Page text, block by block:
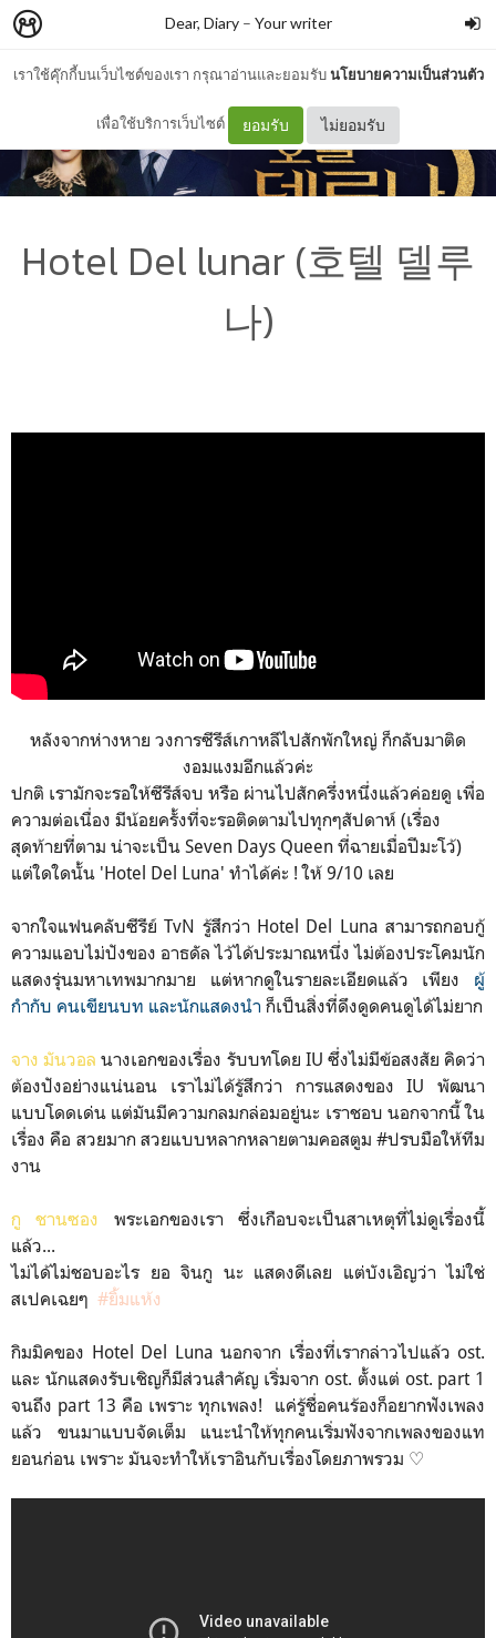
เราใช้คุ๊กกี้บนเว็บไซต์ของเรา กรุณาอ่านและยอมรับนโยบายความเป็นส่วนตัว
เพื่อใช้บริการเว็บไซต์ ยอมรับ ไม่ยอมรับ
Dear, Diary– Your writer
Hotel Del lunar (호텔 델루
나)
หลังจากห่างหาย วงการซีรีส์เกาหลีไปสักพักใหญ่ ก็กลับมาติด
งอมแงมอีกแล้วค่ะ
ปกติ เรามักจะรอให้ซีรีส์จบ หรือ ผ่านไปสักครึ่งหนึ่งแล้วค่อยดู เพื่อ
ความต่อเนื่อง มีน้อยครั้งที่จะรอติดตามไปทุกๆสัปดาห์ (เรื่อง
สุดท้ายที่ตาม น่าจะเป็น Seven Days Queen ที่ฉายเมื่อปีมะโว้)
แต่ใดใดนั้น 'Hotel Del Luna' ทำได้ค่ะ ! ให้ 9/10 เลย
จากใจแฟนคลับซีรีย์ TvN รู้สึกว่า Hotel Del Luna สามารถกอบกู้
ความแอบไม่ปังของ อาธดัล ไว้ได้ประมาณหนึ่ง ไม่ต้องประโคมนัก
แสดงรุ่นมหาเทพมากมาย แต่หากดูในรายละเอียดแล้ว เพียง ผู้
กำกับ คนเขียนบท และนักแสดงนำ ก็เป็นสิ่งที่ดึงดูดคนดูได้ไม่ยาก
จาง มันวอล นางเอกของเรื่อง รับบทโดย IU ซึ่งไม่มีข้อสงสัย คิดว่า
ต้องปังอย่างแน่นอน เราไม่ได้รู้สึกว่า การแสดงของ IU พัฒนา
แบบโดดเด่น แต่มันมีความกลมกล่อมอยู่นะ เราชอบ นอกจากนี้ ใน
เรื่อง คือ สวยมาก สวยแบบหลากหลายตามคอสตูม #ปรบมือให้ทีม
งาน
กู ชานซอง พระเอกของเรา ซึ่งเกือบจะเป็นสาเหตุที่ไม่ดูเรื่องนี้
แล้ว...
ไม่ได้ไม่ชอบอะไร ยอ จินกู นะ แสดงดีเลย แต่บังเอิญว่า ไม่ใช่
สเปคเฉยๆ #ยิ้มแห้ง
กิมมิคของ Hotel Del Luna นอกจาก เรื่องที่เรากล่าวไปแล้ว ost.
และ นักแสดงรับเชิญก็มีส่วนสำคัญ เริ่มจาก ost. ตั้งแต่ ost. part 1
จนถึง part 13 คือ เพราะ ทุกเพลง! แค่รู้ชื่อคนร้องก็อยากฟังเพลง
แล้ว ขนมาแบบจัดเต็ม แนะนำให้ทุกคนเริ่มฟังจากเพลงของแท
ยอนก่อน เพราะ มันจะทำให้เราอินกับเรื่องโดยภาพรวม ♡